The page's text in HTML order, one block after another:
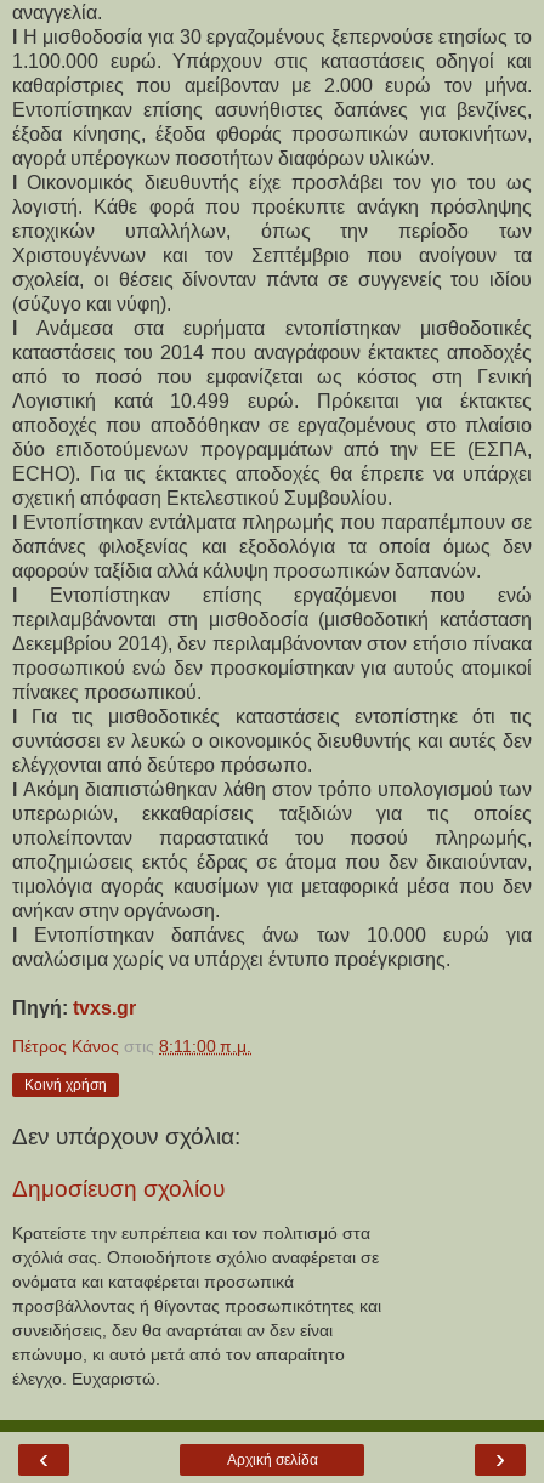
αναγγελία.
Η μισθοδοσία για 30 εργαζομένους ξεπερνούσε ετησίως το
1.100.000 ευρώ. Υπάρχουν στις καταστάσεις οδηγοί και
καθαρίστριες που αμείβονταν με 2.000 ευρώ τον μήνα.
Εντοπίστηκαν επίσης ασυνήθιστες δαπάνες για βενζίνες,
έξοδα κίνησης, έξοδα φθοράς προσωπικών αυτοκινήτων,
αγορά υπέρογκων ποσοτήτων διαφόρων υλικών.
Οικονομικός διευθυντής είχε προσλάβει τον γιο του ως
λογιστή. Κάθε φορά που προέκυπτε ανάγκη πρόσληψης
εποχικών υπαλλήλων, όπως την περίοδο των
Χριστουγέννων και τον Σεπτέμβριο που ανοίγουν τα
σχολεία, οι θέσεις δίνονταν πάντα σε συγγενείς του ιδίου
(σύζυγο και νύφη).
Ανάμεσα στα ευρήματα εντοπίστηκαν μισθοδοτικές
καταστάσεις του 2014 που αναγράφουν έκτακτες αποδοχές
από το ποσό που εμφανίζεται ως κόστος στη Γενική
Λογιστική κατά 10.499 ευρώ. Πρόκειται για έκτακτες
αποδοχές που αποδόθηκαν σε εργαζομένους στο πλαίσιο
δύο επιδοτούμενων προγραμμάτων από την ΕΕ (ΕΣΠΑ,
ECHO). Για τις έκτακτες αποδοχές θα έπρεπε να υπάρχει
σχετική απόφαση Εκτελεστικού Συμβουλίου.
Εντοπίστηκαν εντάλματα πληρωμής που παραπέμπουν σε
δαπάνες φιλοξενίας και εξοδολόγια τα οποία όμως δεν
αφορούν ταξίδια αλλά κάλυψη προσωπικών δαπανών.
Εντοπίστηκαν επίσης εργαζόμενοι που ενώ
περιλαμβάνονται στη μισθοδοσία (μισθοδοτική κατάσταση
Δεκεμβρίου 2014), δεν περιλαμβάνονταν στον ετήσιο πίνακα
προσωπικού ενώ δεν προσκομίστηκαν για αυτούς ατομικοί
πίνακες προσωπικού.
Για τις μισθοδοτικές καταστάσεις εντοπίστηκε ότι τις
συντάσσει εν λευκώ ο οικονομικός διευθυντής και αυτές δεν
ελέγχονται από δεύτερο πρόσωπο.
Ακόμη διαπιστώθηκαν λάθη στον τρόπο υπολογισμού των
υπερωριών, εκκαθαρίσεις ταξιδιών για τις οποίες
υπολείπονταν παραστατικά του ποσού πληρωμής,
αποζημιώσεις εκτός έδρας σε άτομα που δεν δικαιούνταν,
τιμολόγια αγοράς καυσίμων για μεταφορικά μέσα που δεν
ανήκαν στην οργάνωση.
Εντοπίστηκαν δαπάνες άνω των 10.000 ευρώ για
αναλώσιμα χωρίς να υπάρχει έντυπο προέγκρισης.
Πηγή: tvxs.gr
Πέτρος Κάνος στις 8:11:00 π.μ.
Κοινή χρήση
Δεν υπάρχουν σχόλια:
Δημοσίευση σχολίου
Κρατείστε την ευπρέπεια και τον πολιτισμό στα
σχόλιά σας. Οποιοδήποτε σχόλιο αναφέρεται σε
ονόματα και καταφέρεται προσωπικά
προσβάλλοντας ή θίγοντας προσωπικότητες και
συνειδήσεις, δεν θα αναρτάται αν δεν είναι
επώνυμο, κι αυτό μετά από τον απαραίτητο
έλεγχο. Ευχαριστώ.
‹ ›
Αρχική σελίδα